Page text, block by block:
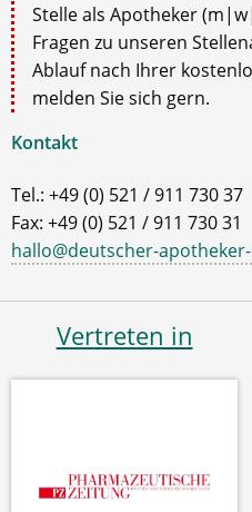
Stelle als Apotheker
Fragen zu unseren
Ablauf nach Ihrer
melden Sie sich gern.
Kontakt
Tel.: +49 (0) 521 / 911 730 37
Fax: +49 (0) 521 / 911 730 31
hallo@deutscher-
Vertreten in